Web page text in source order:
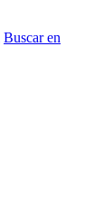
Buscar en